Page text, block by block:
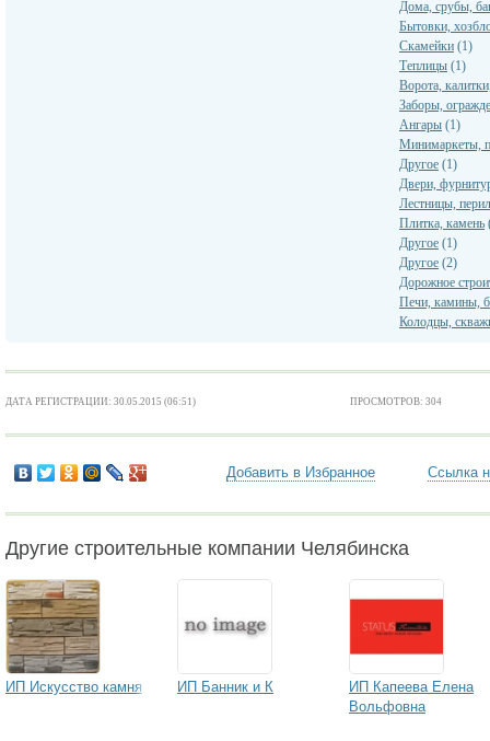
Дома, срубы,
Бытовки,
Скамейки (1)
Теплицы (1)
Ворота,
Заборы,
Ангары (1)
Минимаркеты,
Другое (1)
Двери,
Лестницы,
Плитка, камень
Другое (1)
Другое (2)
Дорожное
Печи, камины,
Колодцы,
ДАТА РЕГИСТРАЦИИ: 30.05.2015 (06:51) ПРОСМОТРОВ: 304
Добавить в Избранное Ссылка
Другие строительные компании Челябинска
ИП Искусство камня ИП Банник и К
ИП Капеева Елена
Вольфовна